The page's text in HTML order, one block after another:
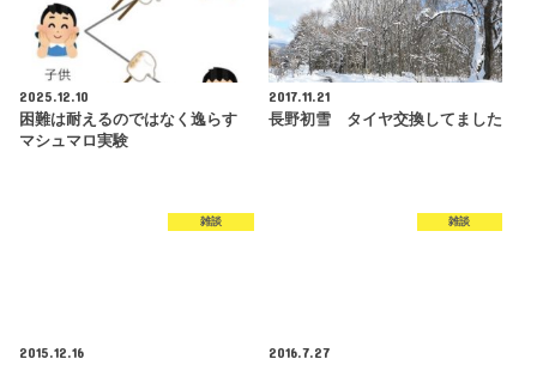
2025.12.10
困難は耐えるのではなく逸らす
マシュマロ実験
2017.11.21
長野初雪 タイヤ交換してました
雑談
2015.12.16
雑談
2016.7.27